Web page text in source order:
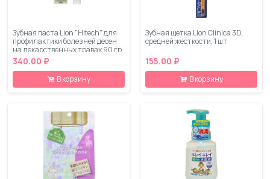
Зубная паста Lion "Hitech" для
профилактики болезней десен
на лекарственных травах 90 гр
340.00 ₽
В корзину
Зубная щетка Lion Clinica 3D,
средней жесткости, 1 шт
155.00 ₽
В корзину